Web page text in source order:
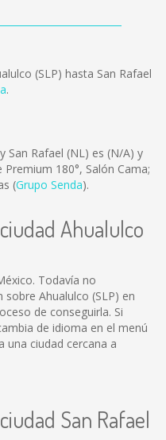
(SLP) hasta San Rafael
.
San Rafael (NL) es (N/A) y
180°, Salón Cama;
(Grupo Senda).
Ahualulco
Todavía no
Ahualulco (SLP) en
de conseguirla. Si
de idioma en el menú
una ciudad cercana a
San Rafael